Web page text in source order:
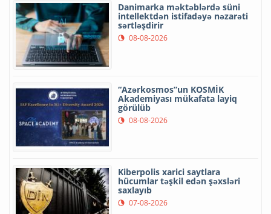
Danimarka məktəblərdə süni
intellektdən istifadəyə nəzarəti
sərtləşdirir
08-08-2026
“Azərkosmos”un KOSMİK
Akademiyası mükafata layiq
görülüb
08-08-2026
Kiberpolis xarici saytlara
hücumlar təşkil edən şəxsləri
saxlayıb
07-08-2026